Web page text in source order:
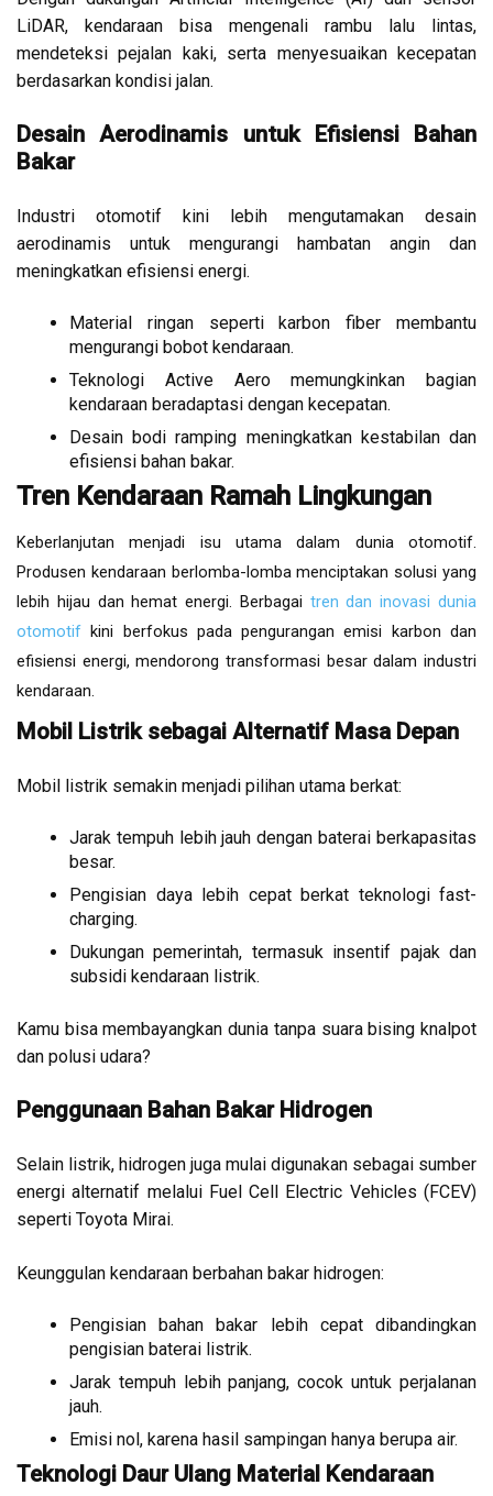
LiDAR, kendaraan bisa mengenali rambu lalu lintas,
mendeteksi pejalan kaki, serta menyesuaikan kecepatan
berdasarkan kondisi jalan.
Desain Aerodinamis untuk Efisiensi Bahan
Bakar
Industri otomotif kini lebih mengutamakan desain
aerodinamis untuk mengurangi hambatan angin dan
meningkatkan efisiensi energi.
Material ringan seperti karbon fiber membantu
mengurangi bobot kendaraan.
Teknologi Active Aero memungkinkan bagian
kendaraan beradaptasi dengan kecepatan.
Desain bodi ramping meningkatkan kestabilan dan
efisiensi bahan bakar.
Tren Kendaraan Ramah Lingkungan
Keberlanjutan menjadi isu utama dalam dunia otomotif.
Produsen kendaraan berlomba-lomba menciptakan solusi yang
lebih hijau dan hemat energi. Berbagai tren dan inovasi dunia
otomotif kini berfokus pada pengurangan emisi karbon dan
efisiensi energi, mendorong transformasi besar dalam industri
kendaraan.
Mobil Listrik sebagai Alternatif Masa Depan
Mobil listrik semakin menjadi pilihan utama berkat:
Jarak tempuh lebih jauh dengan baterai berkapasitas
besar.
Pengisian daya lebih cepat berkat teknologi fast-
charging.
Dukungan pemerintah, termasuk insentif pajak dan
subsidi kendaraan listrik.
Kamu bisa membayangkan dunia tanpa suara bising knalpot
dan polusi udara?
Penggunaan Bahan Bakar Hidrogen
Selain listrik, hidrogen juga mulai digunakan sebagai sumber
energi alternatif melalui Fuel Cell Electric Vehicles (FCEV)
seperti Toyota Mirai.
Keunggulan kendaraan berbahan bakar hidrogen:
Pengisian bahan bakar lebih cepat dibandingkan
pengisian baterai listrik.
Jarak tempuh lebih panjang, cocok untuk perjalanan
jauh.
Emisi nol, karena hasil sampingan hanya berupa air.
Teknologi Daur Ulang Material Kendaraan